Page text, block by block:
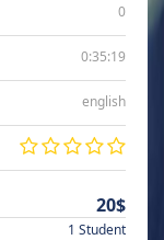
0
0:35:19
english
20$
1 Student